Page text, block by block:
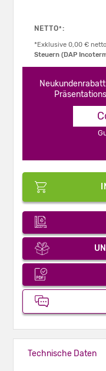
NETTO*:
*Exklusive 0,00 €
Steuern (DAP
Technische Daten